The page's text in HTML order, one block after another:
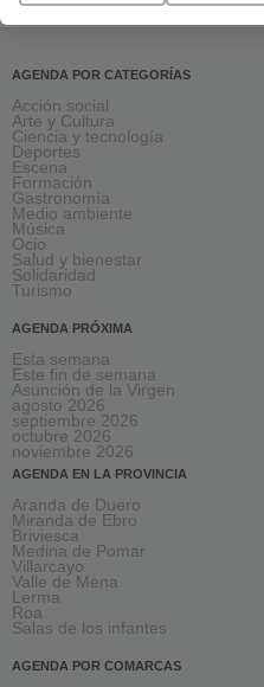
AGENDA POR CATEGORÍAS
Acción social
Arte y Cultura
Ciencia y tecnología
Deportes
Escena
Formación
Gastronomía
Medio ambiente
Música
Ocio
Salud y bienestar
Solidaridad
Turismo
AGENDA PRÓXIMA
Esta semana
Este fin de semana
Asunción de la Virgen
agosto 2026
septiembre 2026
octubre 2026
noviembre 2026
AGENDA EN LA PROVINCIA
Aranda de Duero
Miranda de Ebro
Briviesca
Medina de Pomar
Villarcayo
Valle de Mena
Lerma
Roa
Salas de los infantes
AGENDA POR COMARCAS